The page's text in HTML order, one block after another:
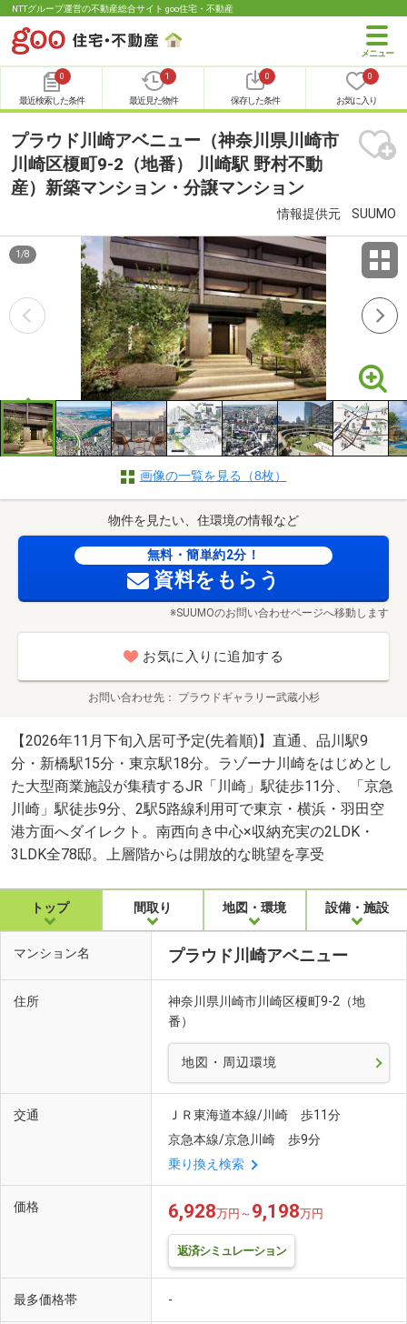
NTTグループ運営の不動産総合サイト goo住宅・不動産
0
最近検索した条件
1
最近見た物件
0
保存した条件
0
お気に入り
プラウド川崎アベニュー（神奈川県川崎市
川崎区榎町9-2（地番） 川崎駅 野村不動
産）新築マンション・分譲マンション
情報提供元 SUUMO
1 /8
画像の一覧を見る（8枚）
物件を見たい、住環境の情報など
無料・簡単約2分！
資料をもらう
※SUUMOのお問い合わせページへ移動します
お気に入りに追加する
お問い合わせ先 プラウドギャラリー武蔵小杉
【2026年11月下旬入居可予定(先着順)】直通、品川駅9
分・新橋駅15分・東京駅18分。ラゾーナ川崎をはじめとし
た大型商業施設が集積するJR「川崎」駅徒歩11分、「京急
川崎」駅徒歩9分、2駅5路線利用可で東京・横浜・羽田空
港方面へダイレクト。南西向き中心×収納充実の2LDK・
3LDK全78邸。上層階からは開放的な眺望を享受
トップ 間取り 地図・環境 設備・施設
マンション名 プラウド川崎アベニュー
住所
神奈川県川崎市川崎区榎町9-2（地
番）
地図・周辺環境
交通
ＪＲ東海道本線/川崎 歩11分
京急本線/京急川崎 歩9分
乗り換え検索
価格 6,928万円～ 9,198万円
返済シミュレーション
最多価格帯 -